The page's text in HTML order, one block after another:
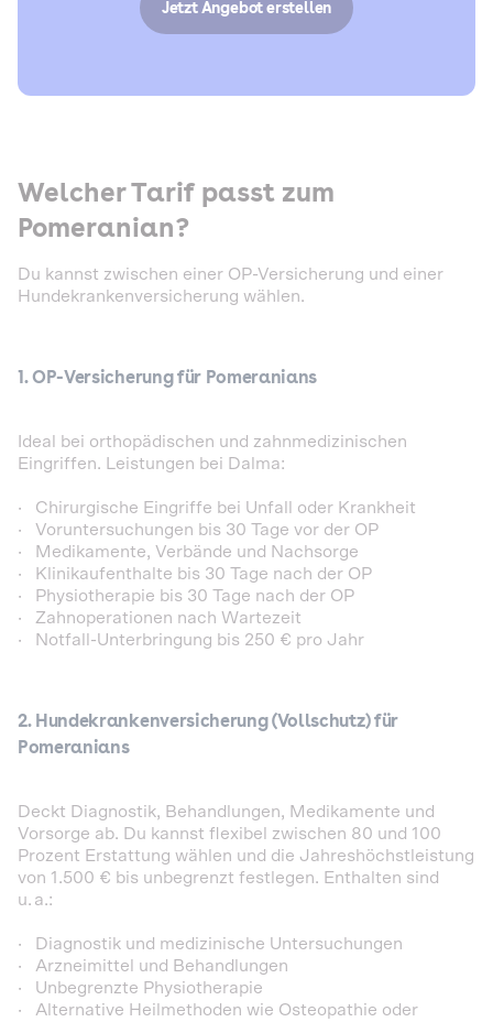
Jetzt Angebot erstellen
Welcher Tarif passt zum
Pomeranian?
Du kannst zwischen einer OP-Versicherung und einer
Hundekrankenversicherung wählen.
1. OP-Versicherung für Pomeranians
Ideal bei orthopädischen und zahnmedizinischen
Eingriffen. Leistungen bei Dalma:
· Chirurgische Eingriffe bei Unfall oder Krankheit
· Voruntersuchungen bis 30 Tage vor der OP
· Medikamente, Verbände und Nachsorge
· Klinikaufenthalte bis 30 Tage nach der OP
· Physiotherapie bis 30 Tage nach der OP
· Zahnoperationen nach Wartezeit
· Notfall-Unterbringung bis 250 € pro Jahr
2. Hundekrankenversicherung (Vollschutz) für
Pomeranians
Deckt Diagnostik, Behandlungen, Medikamente und
Vorsorge ab. Du kannst flexibel zwischen 80 und 100
Prozent Erstattung wählen und die Jahreshöchstleistung
von 1.500 € bis unbegrenzt festlegen. Enthalten sind
u. a.:
· Diagnostik und medizinische Untersuchungen
· Arzneimittel und Behandlungen
· Unbegrenzte Physiotherapie
· Alternative Heilmethoden wie Osteopathie oder